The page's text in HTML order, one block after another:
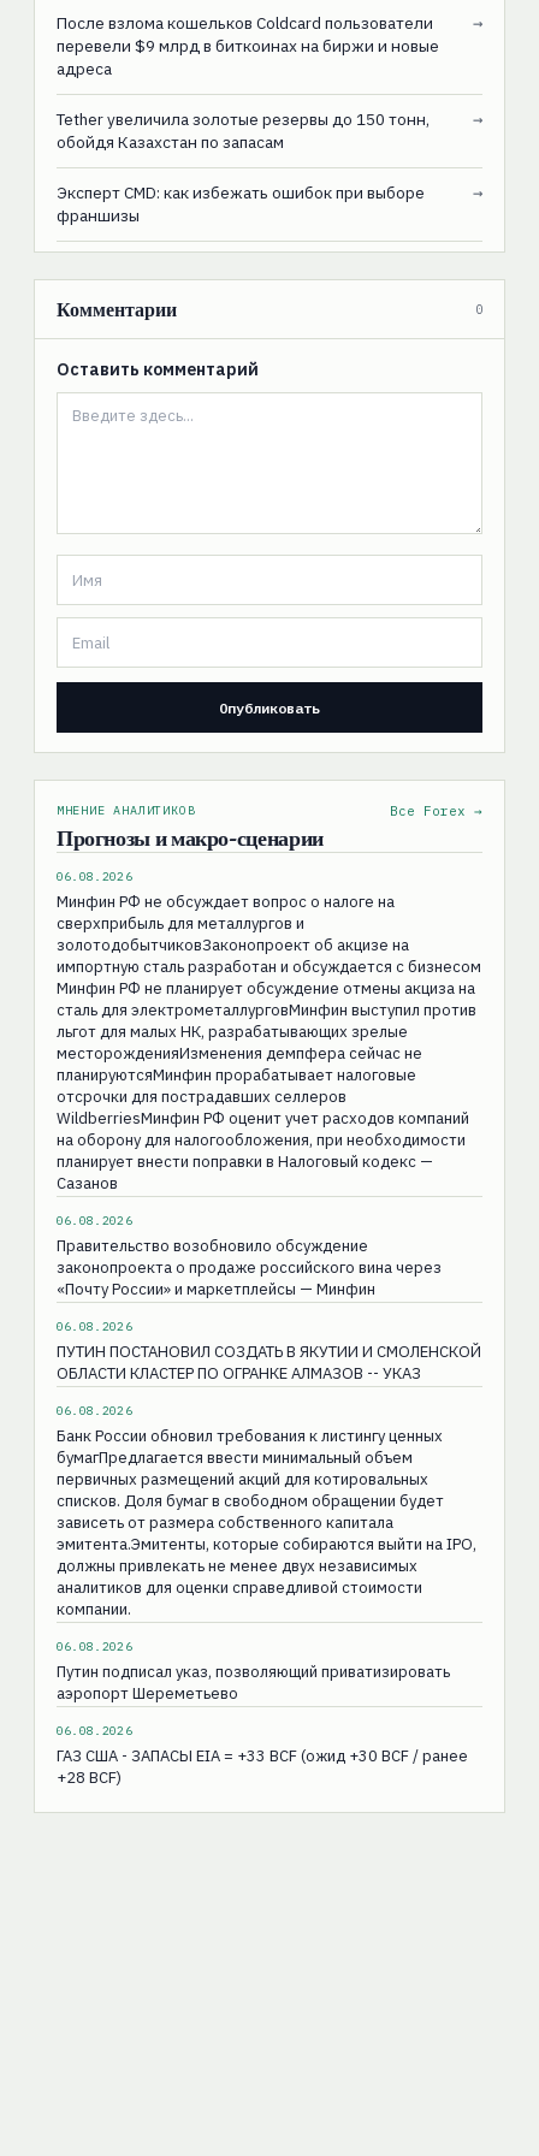
После взлома кошельков Coldcard пользователи
перевели $9 млрд в биткоинах на биржи и новые
адреса
→
Tether увеличила золотые резервы до 150 тонн,
обойдя Казахстан по запасам
→
Эксперт CMD: как избежать ошибок при выборе
франшизы
→
Комментарии 0
Оставить комментарий
МНЕНИЕ АНАЛИТИКОВ
Прогнозы и макро-сценарии
Все Forex →
06.08.2026
Минфин РФ не обсуждает вопрос о налоге на
сверхприбыль для металлургов и
золотодобытчиковЗаконопроект об акцизе на
импортную сталь разработан и обсуждается с бизнесом
Минфин РФ не планирует обсуждение отмены акциза на
сталь для электрометаллурговМинфин выступил против
льгот для малых НК, разрабатывающих зрелые
месторожденияИзменения демпфера сейчас не
планируютсяМинфин прорабатывает налоговые
отсрочки для пострадавших селлеров
WildberriesМинфин РФ оценит учет расходов компаний
на оборону для налогообложения, при необходимости
планирует внести поправки в Налоговый кодекс —
Сазанов
06.08.2026
Правительство возобновило обсуждение
законопроекта о продаже российского вина через
«Почту России» и маркетплейсы — Минфин
06.08.2026
ПУТИН ПОСТАНОВИЛ СОЗДАТЬ В ЯКУТИИ И СМОЛЕНСКОЙ
ОБЛАСТИ КЛАСТЕР ПО ОГРАНКЕ АЛМАЗОВ -- УКАЗ
06.08.2026
Банк России обновил требования к листингу ценных
бумагПредлагается ввести минимальный объем
первичных размещений акций для котировальных
списков. Доля бумаг в свободном обращении будет
зависеть от размера собственного капитала
эмитента.Эмитенты, которые собираются выйти на IPO,
должны привлекать не менее двух независимых
аналитиков для оценки справедливой стоимости
компании.
06.08.2026
Путин подписал указ, позволяющий приватизировать
аэропорт Шереметьево
06.08.2026
ГАЗ США - ЗАПАСЫ EIA = +33 BCF (ожид +30 BCF / ранее
+28 BCF)